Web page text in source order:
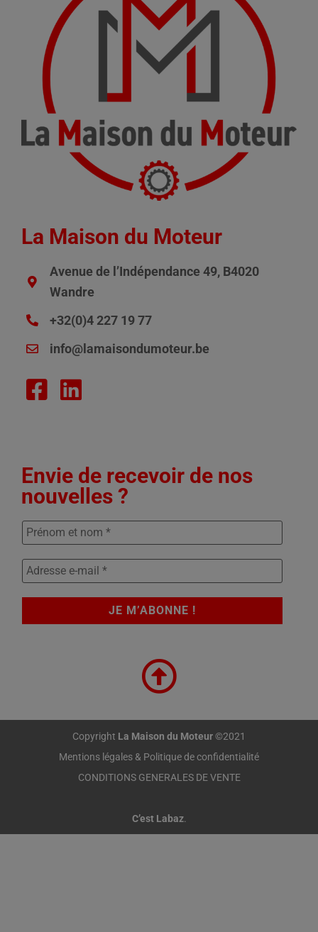
La Maison du Moteur
Avenue de l’Indépendance 49, B4020
Wandre
+32(0)4 227 19 77
info@lamaisondumoteur.be
Envie de recevoir de nos
nouvelles ?
Copyright La Maison du Moteur©2021
Mentions légales & Politique de confidentialité
CONDITIONS GENERALES DE VENTE
C’est Labaz.